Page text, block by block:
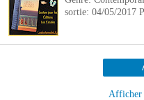
sortie: 04/05/2017
Afficher